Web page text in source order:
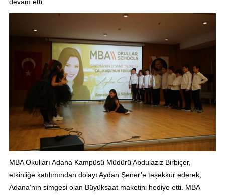
devam etti.
MBA Okulları Adana Kampüsü Müdürü Abdulaziz Birbiçer,
etkinliğe katılımından dolayı Aydan Şener’e teşekkür ederek,
Adana’nın simgesi olan Büyüksaat maketini hediye etti. MBA